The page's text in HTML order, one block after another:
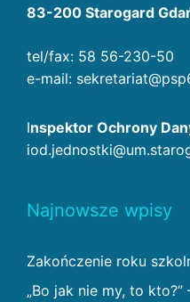
83-200 Starogard
tel/fax: 58 56-230-50
e-mail:
Inspektor Ochrony
Najnowsze wpisy
Zakończenie roku
„Bo jak nie my, to